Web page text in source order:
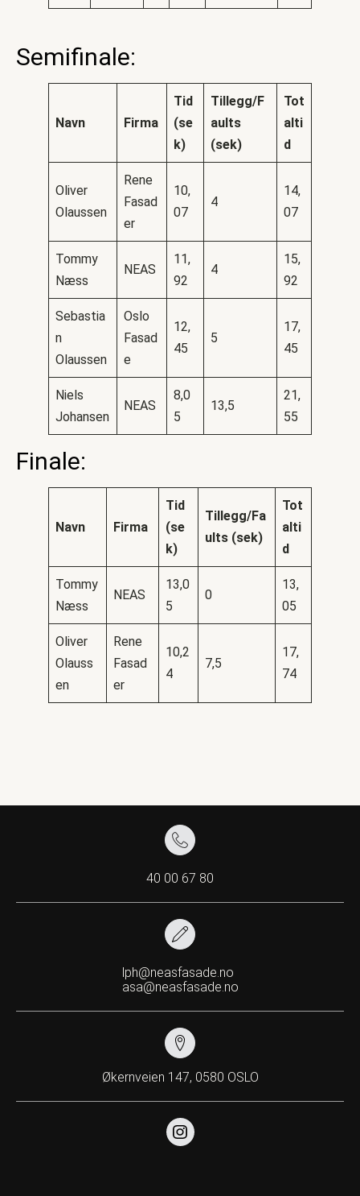
Semifinale:
Navn Firma
Tid
(se
k)
Tillegg/F
aults
(sek)
Tot
alti
d
Oliver
Olaussen
Rene
Fasad
er
10,
07
4
14,
07
Tommy
Næss
NEAS
11,
92
4
15,
92
Sebastia
n
Olaussen
Oslo
Fasad
e
12,
45
5
17,
45
Niels
Johansen
NEAS
8,0
5
13,5
21,
55
Finale:
Navn Firma
Tid
(se
k)
Tillegg/Fa
ults (sek)
Tot
alti
d
Tommy
Næss
NEAS
13,0
5
0
13,
05
Oliver
Olauss
en
Rene
Fasad
er
10,2
4
7,5
17,
74
40 00 67 80
lph@neasfasade.no
asa@neasfasade.no
Økernveien 147, 0580 OSLO